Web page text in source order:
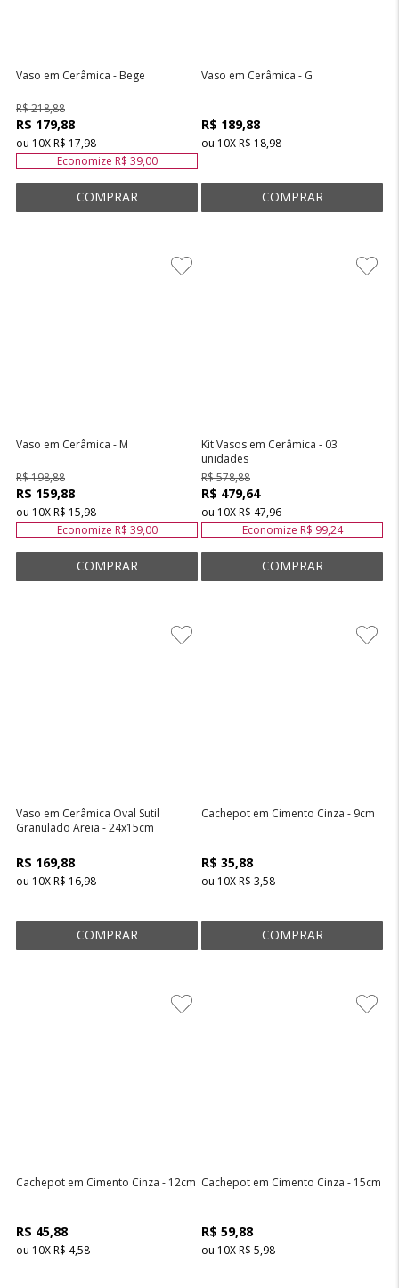
Vaso em Cerâmica - Bege
R$ 218,88
R$ 179,88
ou 10XR$ 17,98
Economize R$ 39,00
Vaso em Cerâmica - G
R$ 189,88
ou 10XR$ 18,98
Vaso em Cerâmica - M
R$ 198,88
R$ 159,88
ou 10XR$ 15,98
Economize R$ 39,00
Kit Vasos em Cerâmica - 03
unidades
R$ 578,88
R$ 479,64
ou 10XR$ 47,96
Economize R$ 99,24
Vaso em Cerâmica Oval Sutil
Granulado Areia - 24x15cm
R$ 169,88
ou 10XR$ 16,98
Cachepot em Cimento Cinza - 9cm
R$ 35,88
ou 10XR$ 3,58
Cachepot em Cimento Cinza - 12cm
R$ 45,88
ou 10XR$ 4,58
Cachepot em Cimento Cinza - 15cm
R$ 59,88
ou 10XR$ 5,98